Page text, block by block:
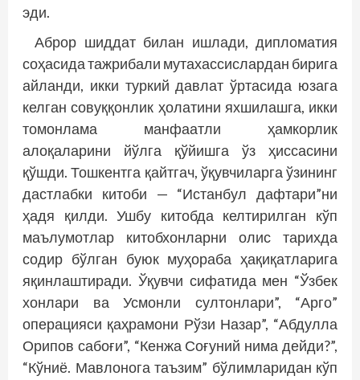
эди.
Аброр шиддат билан ишлади, дипломатия
соҳасида тажрибали мутахассислардан бирига
айланди, икки туркий давлат ўртасида юзага
келган совуққонлик ҳолатини яхшилашга, икки
томонлама манфаатли ҳамкорлик
алоқаларини йўлга қўйишга ўз ҳиссасини
қўшди. Тошкентга қайтгач, ўқувчиларга ўзининг
дастлабки китоби — “Истанбул дафтари”ни
ҳадя қилди. Ушбу китобда келтирилган кўп
маълумотлар китобхонларни олис тарихда
содир бўлган буюк муҳораба ҳақиқатларига
яқинлаштиради. Ўқувчи сифатида мен “Ўзбек
хонлари ва Усмонли султонлари”, “Арго”
операцияси қаҳрамони Рўзи Назар”, “Абдулла
Орипов сабоғи”, “Кенжа Соғуний нима дейди?”,
“Кўниё. Мавлонога таъзим” бўлимларидан кўп